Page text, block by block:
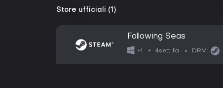
Store ufficiali (1)
Following Seas
+1 4sett fa DRM: